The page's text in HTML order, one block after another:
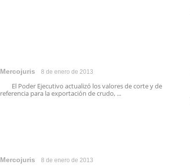
Mercojuris 8 de enero de 2013
El Poder Ejecutivo actualizó los valores de corte y de
referencia para la exportación de crudo, ...
Mercojuris 8 de enero de 2013